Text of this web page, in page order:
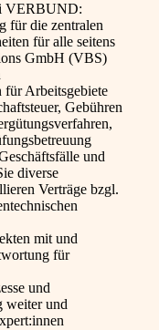
VERBUND:
für die zentralen
für alle seitens
GmbH (VBS)
für Arbeitsgebiete
Gebühren
und
diverse
Verträge bzgl.
mit und
für
und
weiter und